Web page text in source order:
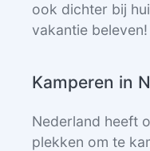
ook dichter bij
vakantie beleven!
Kamperen in
Nederland heeft
plekken om te